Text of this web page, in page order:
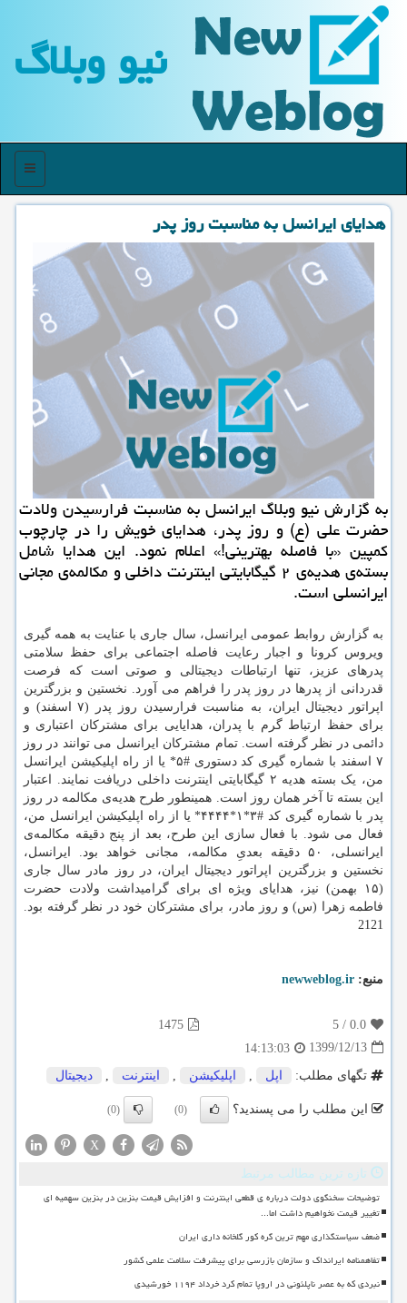
نیو وبلاگ
منو
هدایای ایرانسل به مناسبت روز پدر
به گزارش نیو وبلاگ ایرانسل به مناسبت فرارسیدن ولادت
حضرت علی (ع) و روز پدر، هدایای خویش را در چارچوب
کمپین «با فاصله بهترینی!» اعلام نمود. این هدایا شامل
بسته‌ی هدیه‌ی ۲ گیگابایتی اینترنت داخلی و مکالمه‌ی مجانی
ایرانسلی است.
به گزارش روابط عمومی ایرانسل، سال جاری با عنایت به همه گیری
ویروس کرونا و اجبار رعایت فاصله اجتماعی برای حفظ سلامتی
پدرهای عزیز، تنها ارتباطات دیجیتالی و صوتی است که فرصت
قدردانی از پدرها در روز پدر را فراهم می آورد. نخستین و بزرگترین
اپراتور دیجیتال ایران، به مناسبت فرارسیدن روز پدر (۷ اسفند) و
برای حفظ ارتباط گرم با پدران، هدایایی برای مشترکان اعتباری و
دائمی در نظر گرفته است. تمام مشترکان ایرانسل می توانند در روز
۷ اسفند با شماره گیری کد دستوری #۵* یا از راه اپلیکیشن ایرانسل
من، یک بسته هدیه ۲ گیگابایتی اینترنت داخلی دریافت نمایند. اعتبار
این بسته تا آخر همان روز است. همینطور طرح هدیه‌ی مکالمه در روز
پدر با شماره گیری کد #۳*۱*۴۴۴۴* یا از راه اپلیکیشن ایرانسل من،
فعال می شود. با فعال سازی این طرح، بعد از پنج دقیقه مکالمه‌ی
ایرانسلی، ۵۰ دقیقه بعدیِ مکالمه، مجانی خواهد بود. ایرانسل،
نخستین و بزرگترین اپراتور دیجیتال ایران، در روز مادر سال جاری
(۱۵ بهمن) نیز، هدایای ویژه ای برای گرامیداشت ولادت حضرت
فاطمه زهرا (س) و روز مادر، برای مشترکان خود در نظر گرفته بود.
2121
منبع: newweblog.ir
0.0
/
5
1475
1399/12/13
14:13:03
تگهای مطلب:
اپل اپلیكیشن اینترنت دیجیتال
این مطلب را می پسندید؟ (0)
(0)
X
تازه ترین مطالب مرتبط
توضیحات سخنگوی دولت درباره ی قطعی اینترنت و افزایش قیمت بنزین در بنزین سهمیه ای
تغییر قیمت نخواهیم داشت اما...
ضعف سیاستگذاری مهم ترین گره کور گلخانه داری ایران
تفاهمنامه ایرانداک و سازمان بازرسی برای پیشرفت سلامت علمی کشور
نبردی که به عصر ناپلئونی در اروپا تمام کرد خرداد ۱۱۹۴ خورشیدی